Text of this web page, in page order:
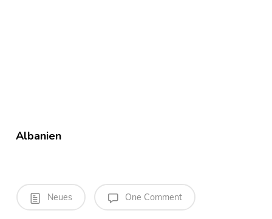
Albanien
Neues One Comment